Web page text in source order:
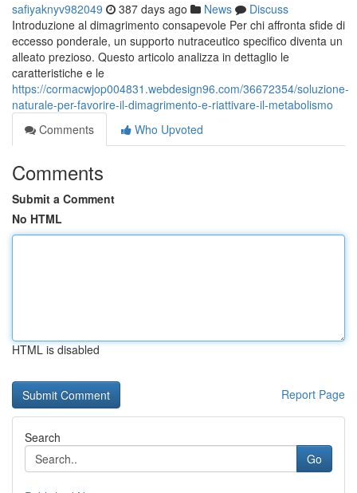
safiyaknyv982049 387 days ago News
Discuss
Introduzione al dimagrimento consapevole Per chi affronta sfide di
eccesso ponderale, un supporto nutraceutico specifico diventa un
alleato prezioso. Questo articolo analizza in dettaglio le
caratteristiche e le
https://cormacwjop004831.webdesign96.com/36672354/soluzione-
naturale-per-favorire-il-dimagrimento-e-riattivare-il-metabolismo
Comments
Who Upvoted
Comments
Submit a Comment
No HTML
HTML is disabled
Report Page
Search
Go